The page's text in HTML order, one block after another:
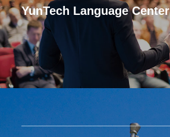
YunTech Language Center